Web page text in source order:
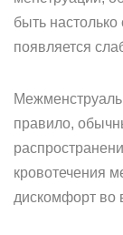
быть
появляется
правило,
кровотечения
дискомфорт во